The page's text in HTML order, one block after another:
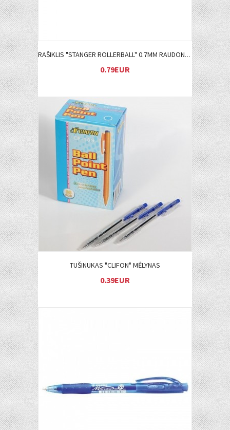
RAŠIKLIS "STANGER ROLLERBALL" 0.7MM RAUDONAS
0.79EUR
Į KREPŠELĮ
TUŠINUKAS "CLIFON" MĖLYNAS
0.39EUR